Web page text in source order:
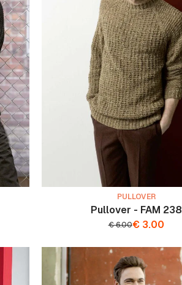
PULLOVER
Pullover - FAM 238
€6.00€3.00